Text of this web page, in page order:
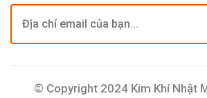
© Copyright 2024 Kim Khí Nhật